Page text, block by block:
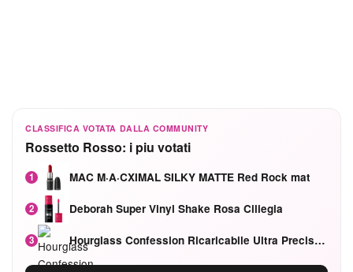
CLASSIFICA VOTATA DALLA COMMUNITY
Rossetto Rosso: i piu votati
1 MAC M·A·CXIMAL SILKY MATTE Red Rock mat
2 Deborah Super Vinyl Shake Rosa Ciliegia
3 Hourglass Confession Ricaricabile Ultra Preciso Ad Alta Intensità Secretly Classic Red